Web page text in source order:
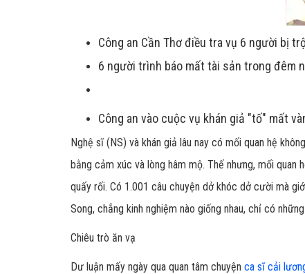
Công an Cần Thơ điều tra vụ 6 người bị
6 người trình báo mất tài sản trong đêm
Công an vào cuộc vụ khán giả "tố" mất
Nghệ sĩ (NS) và khán giả lâu nay có mối quan hệ
bằng cảm xúc và lòng hâm mộ. Thế nhưng, mối quan
quấy rối. Có 1.001 câu chuyện dở khóc dở cười mà
Song, chẳng kinh nghiệm nào giống nhau, chỉ có
Chiêu trò ăn vạ
Dư luận mấy ngày qua quan tâm chuyện ca sĩ cải